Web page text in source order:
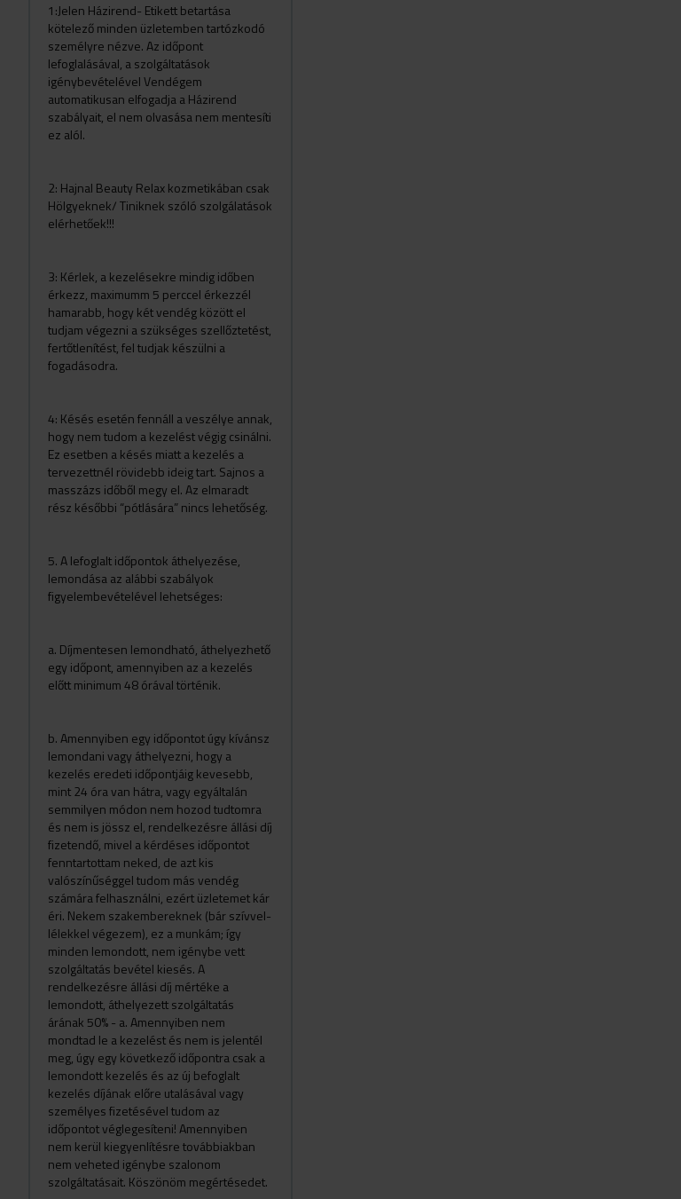
1:Jelen Házirend- Etikett betartása
kötelező minden üzletemben tartózkodó
személyre nézve. Az időpont
lefoglalásával, a szolgáltatások
igénybevételével Vendégem
automatikusan elfogadja a Házirend
szabályait, el nem olvasása nem mentesíti
ez alól.
2: Hajnal Beauty Relax kozmetikában csak
Hölgyeknek/ Tiniknek szóló szolgálatások
elérhetőek!!!
3: Kérlek, a kezelésekre mindig időben
érkezz, maximumm 5 perccel érkezzél
hamarabb, hogy két vendég között el
tudjam végezni a szükséges szellőztetést,
fertőtlenítést, fel tudjak készülni a
fogadásodra.
4: Késés esetén fennáll a veszélye annak,
hogy nem tudom a kezelést végig csinálni.
Ez esetben a késés miatt a kezelés a
tervezettnél rövidebb ideig tart. Sajnos a
masszázs időből megy el. Az elmaradt
rész későbbi “pótlására” nincs lehetőség.
5. A lefoglalt időpontok áthelyezése,
lemondása az alábbi szabályok
figyelembevételével lehetséges:
a. Díjmentesen lemondható, áthelyezhető
egy időpont, amennyiben az a kezelés
előtt minimum 48 órával történik.
b. Amennyiben egy időpontot úgy kívánsz
lemondani vagy áthelyezni, hogy a
kezelés eredeti időpontjáig kevesebb,
mint 24 óra van hátra, vagy egyáltalán
semmilyen módon nem hozod tudtomra
és nem is jössz el, rendelkezésre állási díj
fizetendő, mivel a kérdéses időpontot
fenntartottam neked, de azt kis
valószínűséggel tudom más vendég
számára felhasználni, ezért üzletemet kár
éri. Nekem szakembereknek (bár szívvel-
lélekkel végezem), ez a munkám; így
minden lemondott, nem igénybe vett
szolgáltatás bevétel kiesés. A
rendelkezésre állási díj mértéke a
lemondott, áthelyezett szolgáltatás
árának 50% - a. Amennyiben nem
mondtad le a kezelést és nem is jelentél
meg, úgy egy következő időpontra csak a
lemondott kezelés és az új befoglalt
kezelés díjának előre utalásával vagy
személyes fizetésével tudom az
időpontot véglegesíteni! Amennyiben
nem kerül kiegyenlítésre továbbiakban
nem veheted igénybe szalonom
szolgáltatásait. Köszönöm megértésedet.